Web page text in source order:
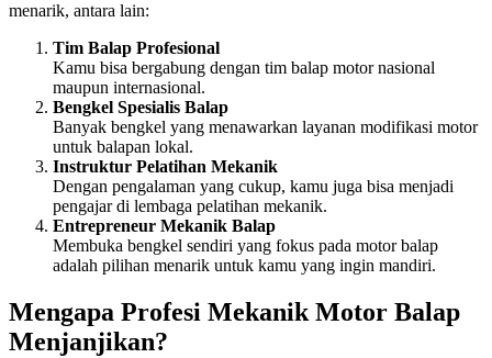
menarik, antara lain:
Tim Balap Profesional
Kamu bisa bergabung dengan tim balap motor nasional
maupun internasional.
Bengkel Spesialis Balap
Banyak bengkel yang menawarkan layanan modifikasi motor
untuk balapan lokal.
Instruktur Pelatihan Mekanik
Dengan pengalaman yang cukup, kamu juga bisa menjadi
pengajar di lembaga pelatihan mekanik.
Entrepreneur Mekanik Balap
Membuka bengkel sendiri yang fokus pada motor balap
adalah pilihan menarik untuk kamu yang ingin mandiri.
Mengapa Profesi Mekanik Motor Balap
Menjanjikan?